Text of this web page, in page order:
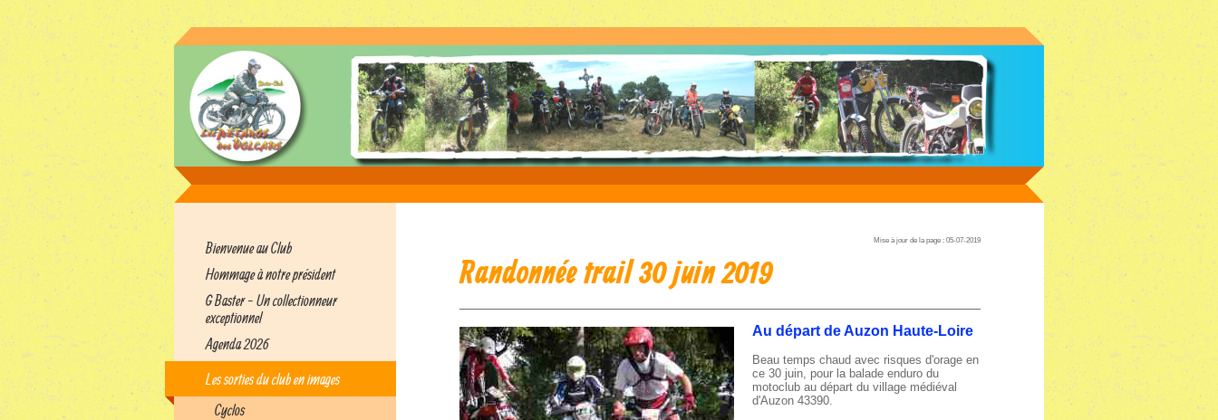
Bienvenue au Club
Hommage à notre président
G Baster - Un collectionneur
exceptionnel
Agenda 2026
Les sorties du club en images
Cyclos
Mise à jour de la page : 05-07-2019
Randonnée trail 30 juin 2019
Au départ de Auzon Haute-Loire
Beau temps chaud avec risques d'orage en
ce 30 juin, pour la balade enduro du
motoclub au départ du village médiéval
d'Auzon 43390.